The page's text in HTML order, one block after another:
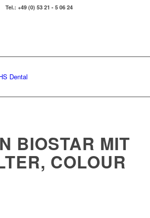
Tel.: +49 (0) 53 21 - 5 06 24
BIOSTAR MIT
COLOUR